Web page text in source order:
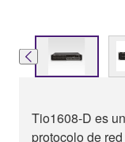
Tio1608-D es
protocolo de